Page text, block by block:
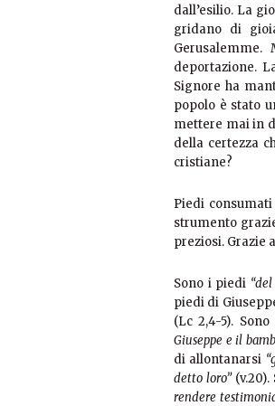
dall’esilio. La
gridano di
deportazione.
Signore ha
popolo è stato
mettere mai in
della certezza
cristiane?
Piedi
strumento
preziosi. Grazie
Sono i piedi
piedi di
(Lc 2,4-5).
Giuseppe e il
di allontanarsi
detto loro”(v.20).
rendere